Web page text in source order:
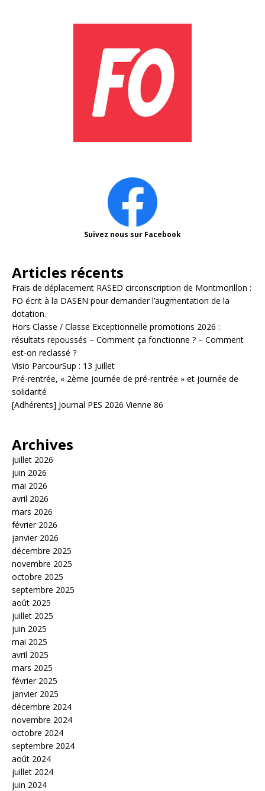
Suivez nous sur Facebook
Articles récents
Frais de déplacement RASED circonscription de Montmorillon :
FO écrit à la DASEN pour demander l’augmentation de la
dotation.
Hors Classe / Classe Exceptionnelle promotions 2026 :
résultats repoussés – Comment ça fonctionne ? – Comment
est-on reclassé ?
Visio ParcourSup : 13 juillet
Pré-rentrée, « 2ème journée de pré-rentrée » et journée de
solidarité
[Adhérents] Journal PES 2026 Vienne 86
Archives
juillet 2026
juin 2026
mai 2026
avril 2026
mars 2026
février 2026
janvier 2026
décembre 2025
novembre 2025
octobre 2025
septembre 2025
août 2025
juillet 2025
juin 2025
mai 2025
avril 2025
mars 2025
février 2025
janvier 2025
décembre 2024
novembre 2024
octobre 2024
septembre 2024
août 2024
juillet 2024
juin 2024